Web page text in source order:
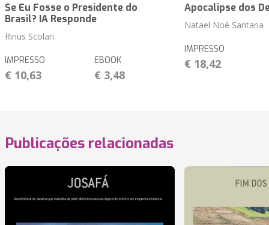
Se Eu Fosse o Presidente do
Brasil? IA Responde
Rinus Scolari
IMPRESSO
€ 10,63
EBOOK
€ 3,48
Apocalipse dos
Natael Noé Santana
IMPRESSO
€ 18,42
Publicações relacionadas